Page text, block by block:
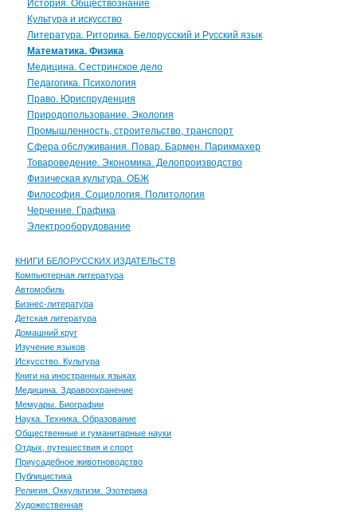
История. Обществознание
Культура и искусство
Литература. Риторика. Белорусский и Русский язык
Математика. Физика
Медицина. Сестринское дело
Педагогика. Психология
Право. Юриспруденция
Природопользование. Экология
Промышленность, строительство, транспорт
Сфера обслуживания. Повар. Бармен. Парикмахер
Товароведение. Экономика. Делопроизводство
Физическая культура. ОБЖ
Философия. Социология. Политология
Черчение. Графика
Электрооборудование
КНИГИ БЕЛОРУССКИХ ИЗДАТЕЛЬСТВ
Компьютерная литература
Автомобиль
Бизнес-литература
Детская литература
Домашний круг
Изучение языков
Искусство. Культура
Книги на иностранных языках
Медицина. Здравоохранение
Мемуары. Биографии
Наука. Техника. Образование
Общественные и гуманитарные науки
Отдых, путешествия и спорт
Приусадебное животноводство
Публицистика
Религия. Оккультизм. Эзотерика
Художественная